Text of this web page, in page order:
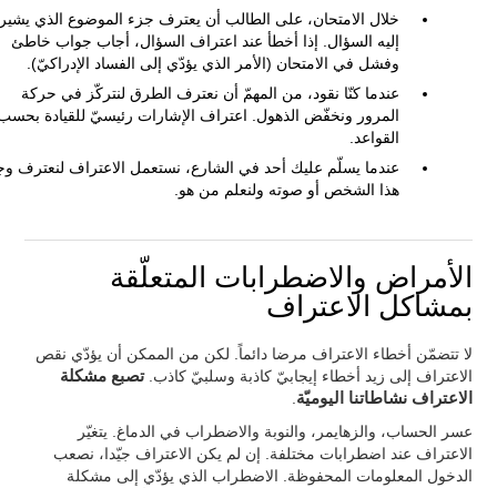
خلال الامتحان، على الطالب أن يعترف جزء الموضوع الذي يشير
إليه السؤال. إذا أخطأ عند اعتراف السؤال، أجاب جواب خاطئ
وفشل في الامتحان (الأمر الذي يؤدّي إلى الفساد الإدراكيّ).
عندما كنّا نقود، من المهمّ أن نعترف الطرق لنتركّز في حركة
المرور ونخفّض الذهول. اعتراف الإشارات رئيسيّ للقيادة
القواعد.
عندما يسلّم عليك أحد في الشارع، نستعمل الاعتراف لنعترف
هذا الشخص أو صوته ولنعلم من هو.
الأمراض والاضطرابات المتعلّقة
بمشاكل الاعتراف
لا تتضمّن أخطاء الاعتراف مرضا دائماً. لكن من الممكن أن يؤدّي نقص
الاعتراف إلى زيد أخطاء إيجابيّ كاذبة وسلبيّ كاذب.تصبع مشكلة
الاعتراف نشاطاتنا اليوميّة
عسر الحساب، والزهايمر، والنوبة والاضطراب في الدماغ. يتغيّر
الاعتراف عند اضطرابات مختلفة. إن لم يكن الاعتراف جيّدا، نصعب
الدخول المعلومات المحفوظة. الاضطراب الذي يؤدّي إلى مشكلة